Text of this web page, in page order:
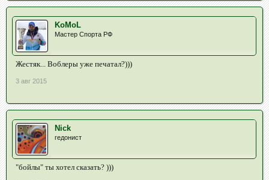
KoMoL
Мастер Спорта РФ
Жестяк... Воблеры уже печатал?)))
3 авг 2015
Nick
гедонист
"бойлы" ты хотел сказать? )))